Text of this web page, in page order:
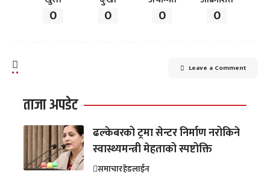
0 0 0 0
Leave a Comment
ताजा अपडेट
ढल्केबरको ट्रमा सेन्टर निर्माण नरोकिने
स्वास्थ्यमन्त्री मेहताको स्पष्टोक्ति
समाचारहेडलाईन